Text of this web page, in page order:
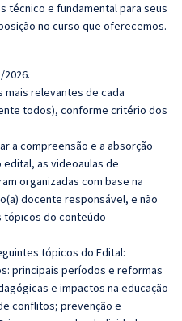
técnico e fundamental para seus
no curso que oferecemos.
2026.
relevantes de cada
todos), conforme critério dos
a compreensão e a absorção
as videoaulas de
organizadas com base na
docente responsável, e não
tópicos do conteúdo
tópicos do Edital:
principais períodos e reformas
e impactos na educação
conflitos; prevenção e